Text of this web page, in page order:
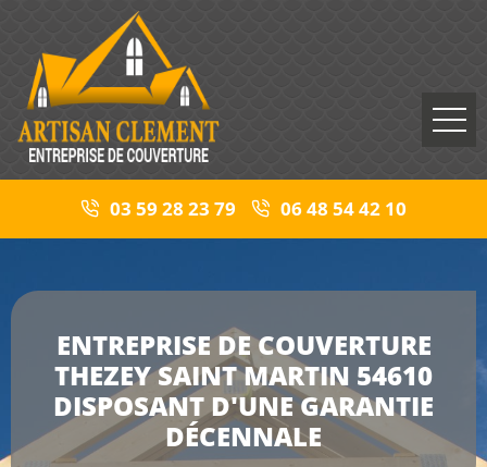
03 59 28 23 79 06 48 54 42 10
ENTREPRISE DE COUVERTURE
THEZEY SAINT MARTIN 54610
DISPOSANT D'UNE GARANTIE
DÉCENNALE